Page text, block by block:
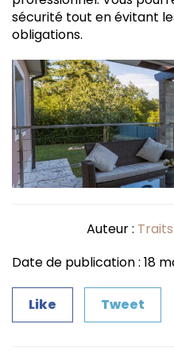
sécurité tout en évitant
obligations.
Auteur :
Date de publication : 18
Like Tweet